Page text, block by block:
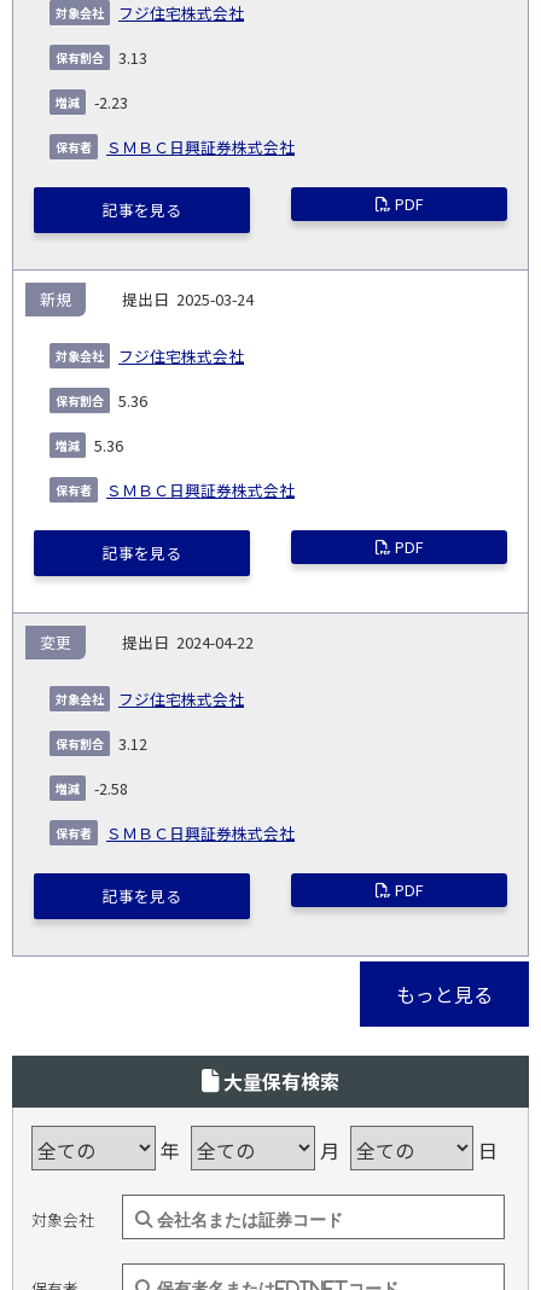
フジ住宅株式会社
3.13
-2.23
ＳＭＢＣ日興証券株式会社
記事を見る PDF
2025-03-24
フジ住宅株式会社
新規
5.36
5.36
ＳＭＢＣ日興証券株式会社
記事を見る PDF
2024-04-22
フジ住宅株式会社
変更
3.12
-2.58
ＳＭＢＣ日興証券株式会社
記事を見る PDF
もっと見る
大量保有検索
年 月 日
対象会社